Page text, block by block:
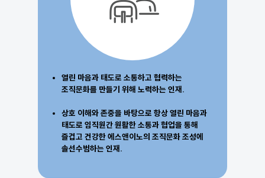
열린 마음과 태도로 소통하고 협력하는
조직문화를 만들기 위해 노력하는 인재.
상호 이해와 존중을 바탕으로 항상 열린 마음과
태도로 임직원간 원활한 소통과 협업을 통해
즐겁고 건강한 에스앤이노의 조직문화 조성에
솔선수범하는 인재.